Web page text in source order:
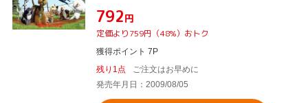
¥792円
定価より759円（48%）おトク
獲得ポイント 7P
残り1点
ご注文はお早めに
発売年月日：2009/08/05